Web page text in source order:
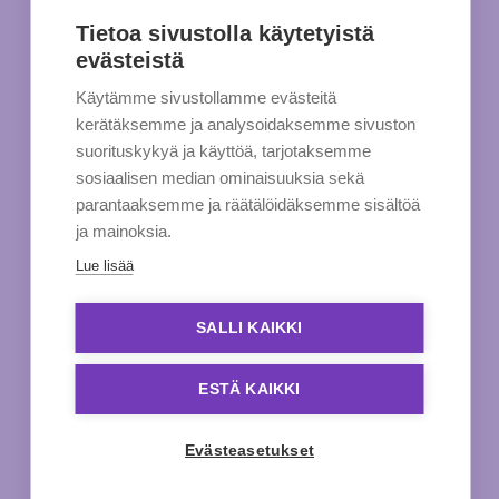
Tietoa sivustolla käytetyistä
evästeistä
Käytämme sivustollamme evästeitä
kerätäksemme ja analysoidaksemme sivuston
suorituskykyä ja käyttöä, tarjotaksemme
sosiaalisen median ominaisuuksia sekä
parantaaksemme ja räätälöidäksemme sisältöä
ja mainoksia.
Lue lisää
SALLI KAIKKI
ESTÄ KAIKKI
Evästeasetukset